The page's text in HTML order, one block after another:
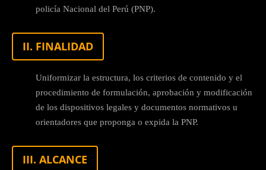
policía Nacional del Perú (PNP).
II. FINALIDAD
Uniformizar la estructura, los criterios de contenido y el
procedimiento de formulación, aprobación y modificación
de los dispositivos legales y documentos normativos u
orientadores que proponga o expida la PNP.
III. ALCANCE